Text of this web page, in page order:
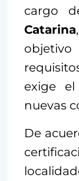
cargo
Catarina
exige
nuevas
De